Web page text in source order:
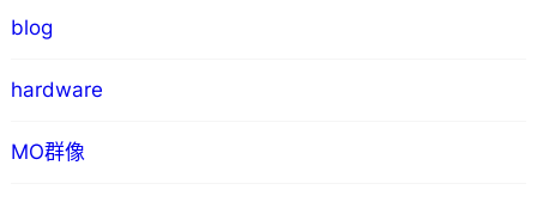
blog
hardware
MO群像